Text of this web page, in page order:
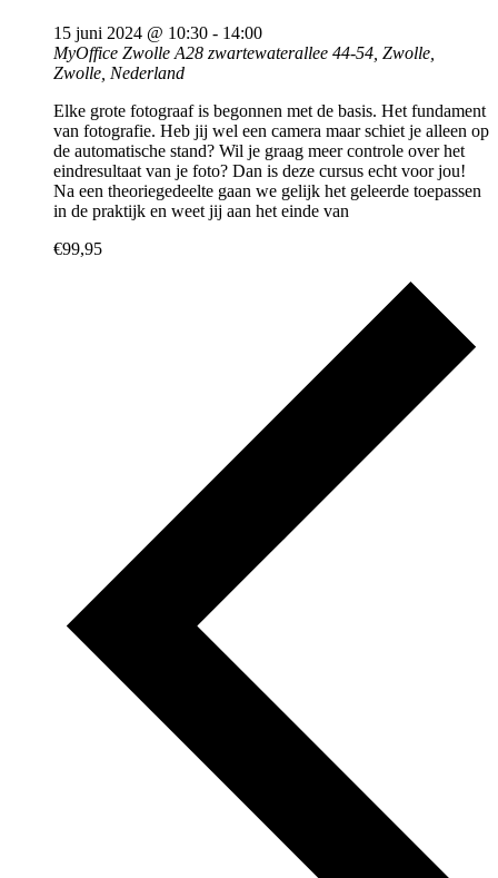
15 juni 2024 @ 10:30 - 14:00
MyOffice Zwolle A28 zwartewaterallee 44-54, Zwolle,
Zwolle, Nederland
Elke grote fotograaf is begonnen met de basis. Het fundament
van fotografie. Heb jij wel een camera maar schiet je alleen op
de automatische stand? Wil je graag meer controle over het
eindresultaat van je foto? Dan is deze cursus echt voor jou!
Na een theoriegedeelte gaan we gelijk het geleerde toepassen
in de praktijk en weet jij aan het einde van
€99,95